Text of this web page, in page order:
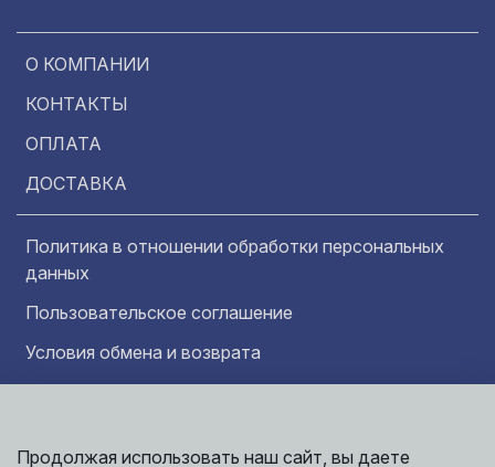
О КОМПАНИИ
КОНТАКТЫ
ОПЛАТА
ДОСТАВКА
Политика в отношении обработки персональных
данных
Пользовательское соглашение
Условия обмена и возврата
Информация представленная на сайте
Продолжая использовать наш сайт, вы даете